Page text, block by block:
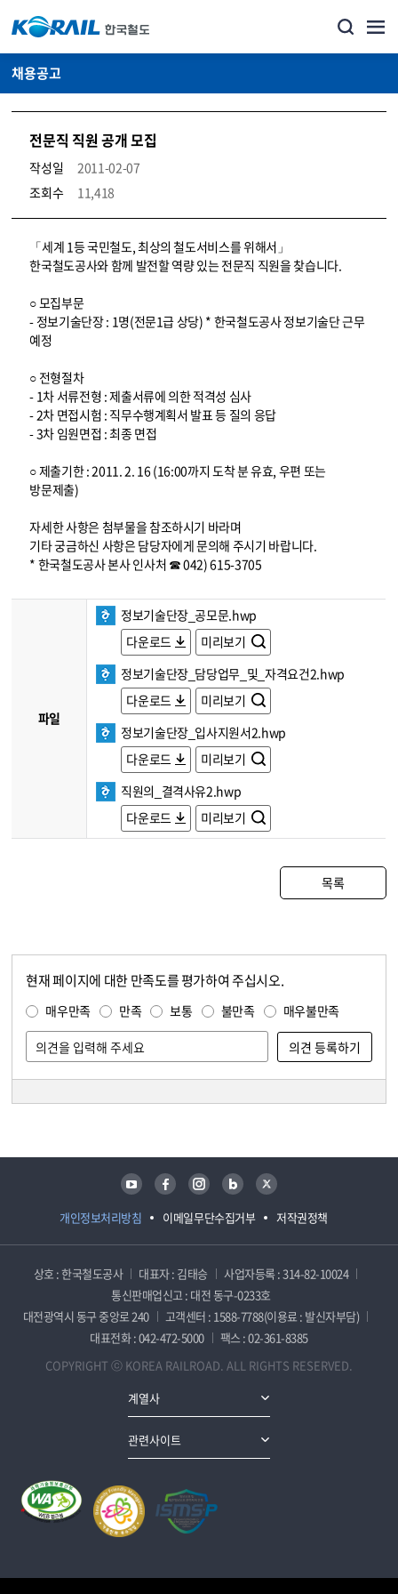
채용공고
전문직 직원 공개 모집
작성일
2011-02-07
조회수
11,418
코레일소개_경영공시_채용공고 상세보기 – 내용, 파일, 담당자 연락처로 구성
「세계 1등 국민철도, 최상의 철도서비스를 위해서」
한국철도공사와 함께 발전할 역량 있는 전문직 직원을 찾습니다.
○ 모집부문
- 정보기술단장 : 1명(전문1급 상당) * 한국철도공사 정보기술단 근무
예정
○ 전형절차
- 1차 서류전형 : 제출서류에 의한 적격성 심사
- 2차 면접시험 : 직무수행계획서 발표 등 질의 응답
- 3차 임원면접 : 최종 면접
○ 제출기한 : 2011. 2. 16 (16:00까지 도착 분 유효, 우편 또는
방문제출)
자세한 사항은 첨부물을 참조하시기 바라며
기타 궁금하신 사항은 담당자에게 문의해 주시기 바랍니다.
* 한국철도공사 본사 인사처 ☎ 042) 615-3705
파일
정보기술단장_공모문.hwp
다운로드
미리보기
정보기술단장_담당업무_및_자격요건2.hwp
다운로드
미리보기
정보기술단장_입사지원서2.hwp
다운로드
미리보기
직원의_결격사유2.hwp
다운로드
미리보기
목록
현재 페이지에 대한 만족도를 평가하여 주십시오.
매우만족 만족 보통 불만족 매우불만족
개인정보처리방침 이메일무단수집거부 저작권정책
유튜브 페이스북 인스타그램 블로그 트위터
상호 : 한국철도공사 대표자 : 김태승
사업자등록 : 314-82-10024
통신판매업신고 : 대전 동구-0233호
대전광역시 동구 중앙로 240
고객센터 : 1588-7788(이용료 : 발신자부담)
대표전화 : 042-472-5000
팩스 : 02-361-8385
COPYRIGHT ⓒ KOREA RAILROAD. ALL RIGHTS RESERVED.
계열사
관련사이트